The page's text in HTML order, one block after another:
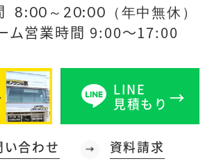
8:00～20:00（年中無休）
ム営業時間 9:00～17:00
LINE
見積もり
い合わせ 資料請求